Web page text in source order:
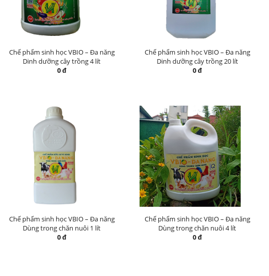
Chế phẩm sinh học VBIO – Đa năng
Dinh dưỡng cây trồng 4 lít
0 đ
Chế phẩm sinh học VBIO – Đa năng
Dinh dưỡng cây trồng 20 lít
0 đ
Chế phẩm sinh học VBIO – Đa năng
Dùng trong chăn nuôi 1 lít
0 đ
Chế phẩm sinh học VBIO – Đa năng
Dùng trong chăn nuôi 4 lít
0 đ